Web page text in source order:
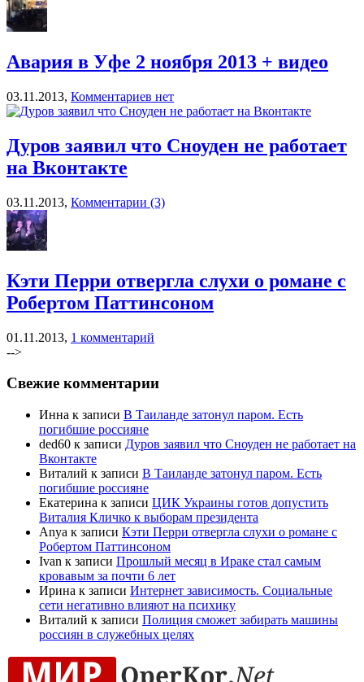
Авария в Уфе 2 ноября 2013 + видео
03.11.2013, Комментариев нет
Дуров заявил что Сноуден не работает
на Вконтакте
03.11.2013, Комментарии (3)
Кэти Перри отвергла слухи о романе с
Робертом Паттинсоном
01.11.2013, 1 комментарий
-->
Свежие комментарии
Инна к записи В Таиланде затонул паром. Есть
погибшие россияне
ded60 к записи Дуров заявил что Сноуден не работает на
Вконтакте
Виталий к записи В Таиланде затонул паром. Есть
погибшие россияне
Екатерина к записи ЦИК Украины готов допустить
Виталия Кличко к выборам президента
Anya к записи Кэти Перри отвергла слухи о романе с
Робертом Паттинсоном
Ivan к записи Прошлый месяц в Ираке стал самым
кровавым за почти 6 лет
Ирина к записи Интернет зависимость. Социальные
сети негативно влияют на психику
Виталий к записи Полиция сможет забирать машины
россиян в служебных целях